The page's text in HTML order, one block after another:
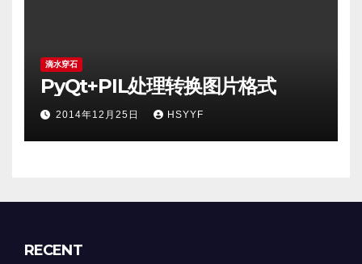
滴水穿石
PyQt+PIL处理转换图片格式
2014年12月25日 HSYYF
RECENT